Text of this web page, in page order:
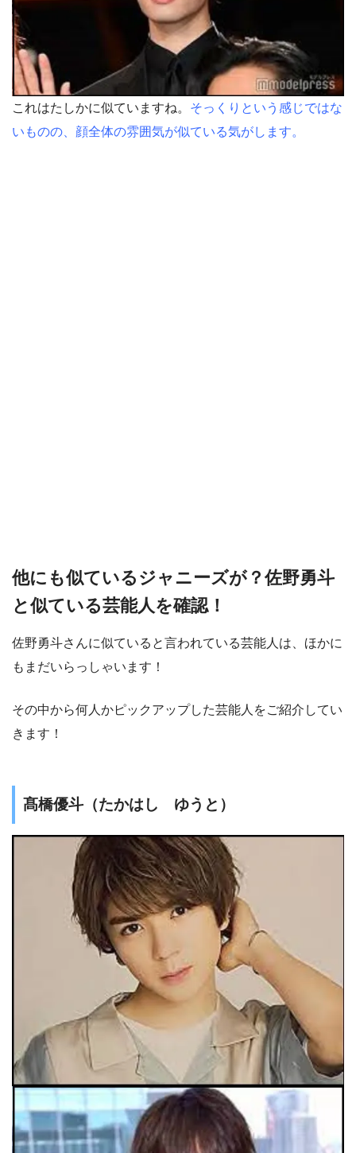
これはたしかに似ていますね。 そっくりという感じではな
いものの、顔全体の雰囲気が似ている気がします。
他にも似ているジャニーズが？佐野勇斗
と似ている芸能人を確認！
佐野勇斗さんに似ていると言われている芸能人は、ほかに
もまだいらっしゃいます！
その中から何人かピックアップした芸能人をご紹介してい
きます！
髙橋優斗（たかはし ゆうと）